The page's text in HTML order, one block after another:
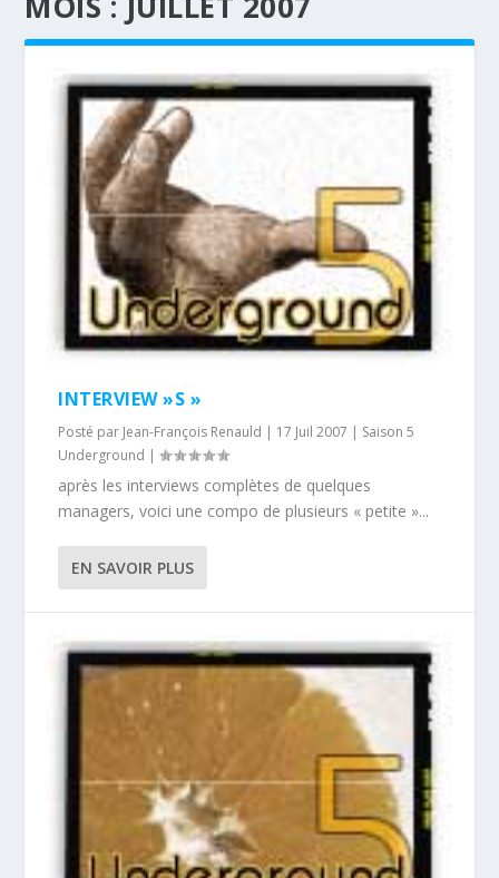
INTERVIEW »S »
Posté par Jean-François Renauld | 17 Juil 2007 | Saison 5
Underground |
après les interviews complètes de quelques
managers, voici une compo de plusieurs « petite »...
EN SAVOIR PLUS